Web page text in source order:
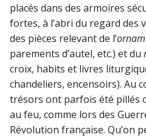
placés dans des armoires
fortes, à l’abri du regard des
des pièces relevant de l’
parements d’autel, etc.) et du
croix, habits et livres
chandeliers, encensoirs). Au
trésors ont parfois été pillés
au feu, comme lors des
Révolution française. Qu’on